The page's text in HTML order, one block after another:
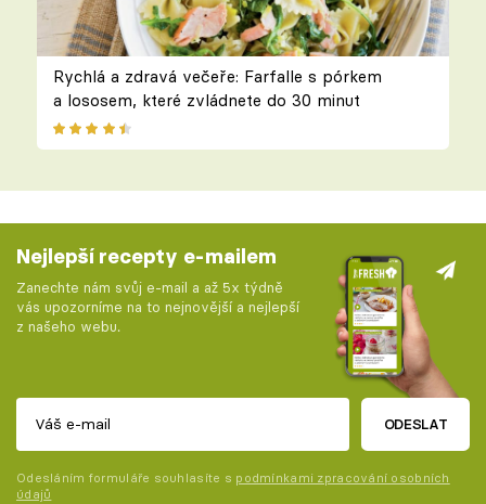
Rychlá a zdravá večeře: Farfalle s pórkem
a lososem, které zvládnete do 30 minut
Nejlepší recepty e-mailem
Zanechte nám svůj e-mail a až 5x týdně
vás upozorníme na to nejnovější a nejlepší
z našeho webu.
ODESLAT
Odesláním formuláře souhlasíte s podmínkami zpracování osobních
údajů